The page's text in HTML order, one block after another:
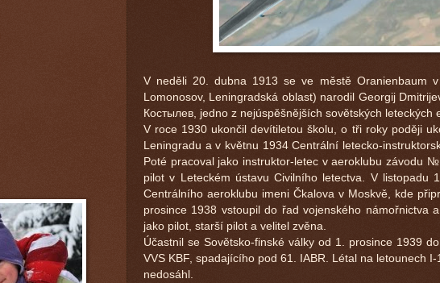
V neděli 20. dubna 1913 se ve městě Oranienbaum
Lomonosov, Leningradská oblast) narodil Georgij
Костылев, jedno z nejúspěšnějších sovětských leteckých
V roce 1930 ukončil devítiletou školu, o tři roky poději
Leningradu a v květnu 1934 Centrální letecko-
Poté pracoval jako instruktor-letec v aeroklubu závodu
pilot v Leteckém ústavu Civilního letectva. V listopadu
Centrálního aeroklubu imeni Čkalova v Moskvě, kde
prosince 1938 vstoupil do řad vojenského námořnictva
jako pilot, starší pilot a velitel zvěna.
Účastnil se Sovětsko-finské války od 1. prosince 1939
VVS KBF, spadajícího pod 61. IABR. Létal na letounech
nedosáhl.